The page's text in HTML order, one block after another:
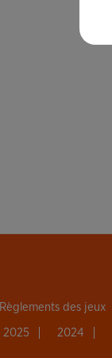
Règlements des jeux
2025 2024